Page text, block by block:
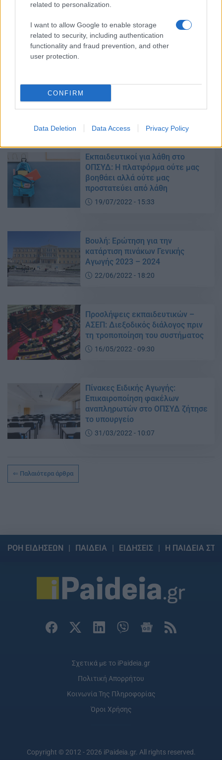
related to personalization.
I want to allow Google to enable storage
related to security, including authentication
functionality and fraud prevention, and other
user protection.
CONFIRM
Data Deletion Data Access Privacy Policy
ΑΣΕΠ – Άνοιγμα Πινάκων Γενικής:
Τι αιτήθηκε το Υπουργείο
Παιδείας
20/10/2022 - 10:00
Προσλήψεις στην Ειδική Αγωγή –
προσωρινός πίνακας
Εκπαιδευτικοί για λάθη στο
ΟΠΣΥΔ: Η πλατφόρμα ούτε μας
βοηθάει αλλά ούτε μας
προστατεύει από λάθη
19/07/2022 - 15:33
Βουλή: Ερώτηση για την
κατάρτιση πινάκων Γενικής
Αγωγής 2023 – 2024
22/06/2022 - 18:20
Προσλήψεις εκπαιδευτικών –
ΑΣΕΠ: Διεξοδικός διάλογος πριν
τη τροποποίηση του συστήματος
16/05/2022 - 09:30
Πίνακες Ειδικής Αγωγής:
Επικαιροποίηση φακέλων
αναπληρωτών στο ΟΠΣΥΔ ζήτησε
το υπουργείο
31/03/2022 - 10:07
Παλαιότερα άρθρα
ΡΟΗ ΕΙΔΗΣΕΩΝ ΠΑΙΔΕΙΑ ΕΙΔΗΣΕΙΣ Η ΠΑΙΔΕΙΑ
Σχετικά με το iPaideia.gr
Πολιτική Απορρήτου
Κοινωνία Της Πληροφορίας
Όροι Χρήσης
Copyright © 2012 - 2026 iPaideia.gr. All rights reserved.